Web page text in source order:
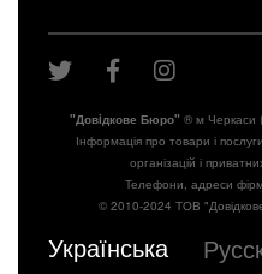
"Довiдкове Бюро"® м Черкаси
Інформація про товари і
організацій і
Телефони, адреси
© 2010-2024 ТОВ
Українська